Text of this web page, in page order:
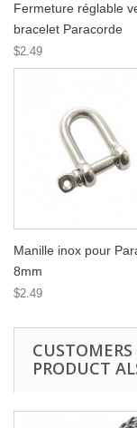
Fermeture réglable
bracelet Paracorde
$2.49
Manille inox pour
8mm
$2.49
PRODUCT